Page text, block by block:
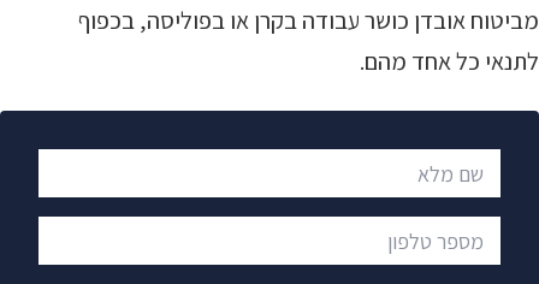
מביטוח אובדן כושר עבודה בקרן או בפוליסה, בכפוף
לתנאי כל אחד מהם.
שם מלא
מספר טלפון